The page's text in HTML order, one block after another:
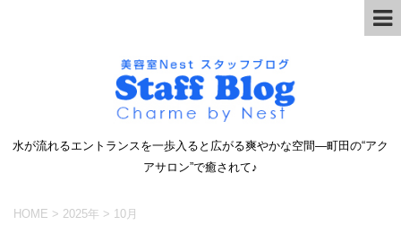
水が流れるエントランスを一歩入ると広がる爽やかな空間―町田の“アク
アサロン”で癒されて♪
HOME > 2025年 > 10月